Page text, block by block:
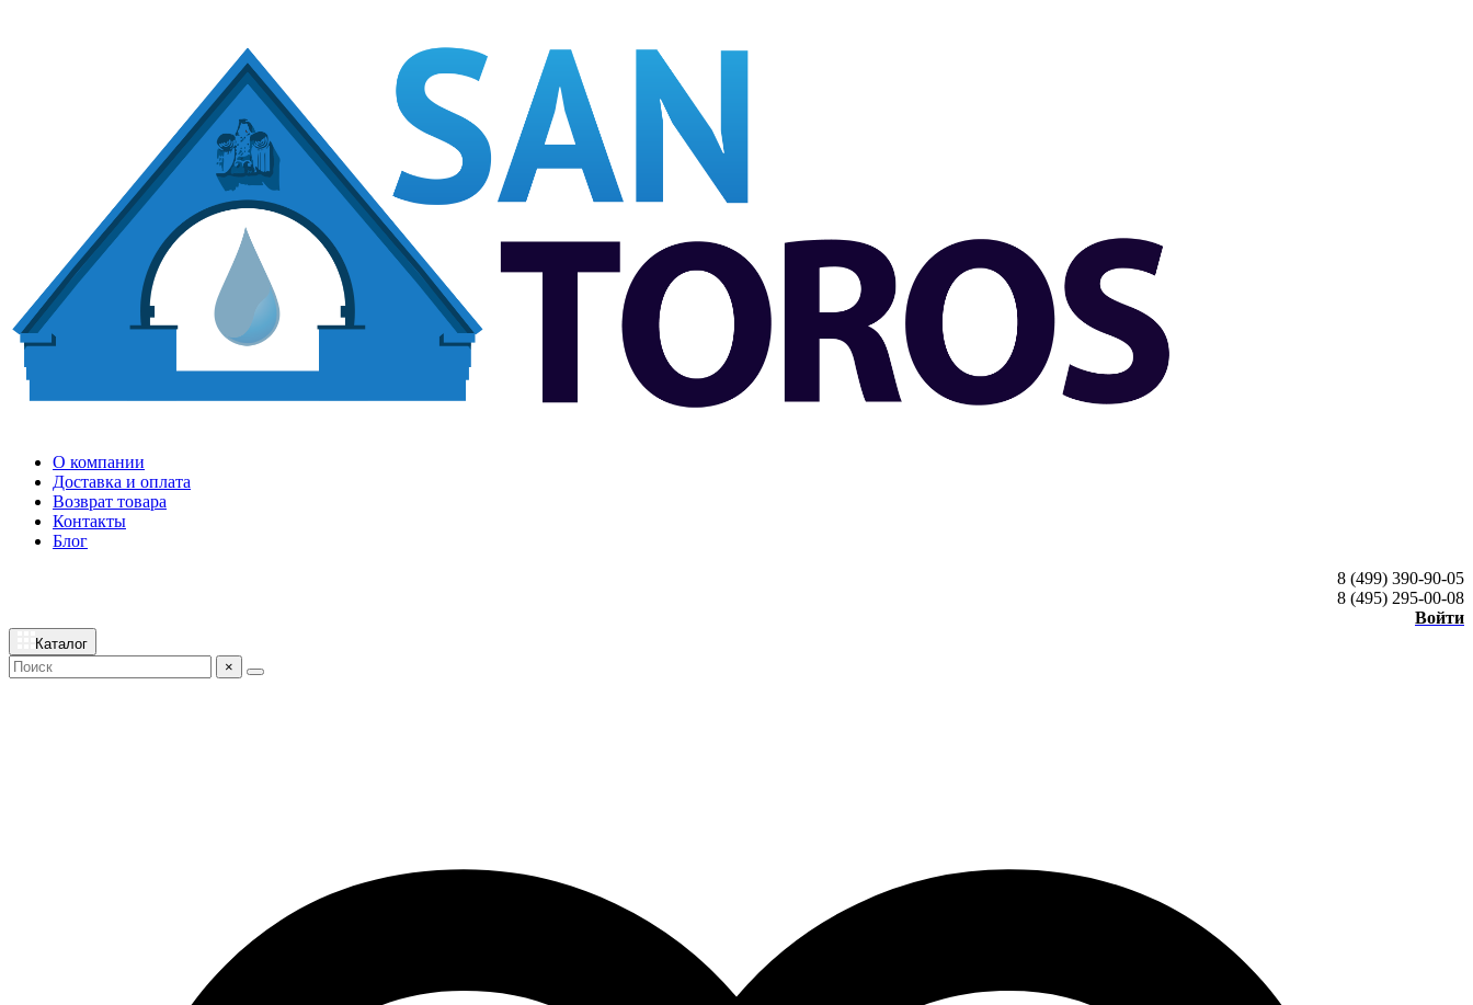
О компании
Доставка и оплата
Возврат товара
Контакты
Блог
8 (499) 390-90-05
8 (495) 295-00-08
Войти
Каталог
×